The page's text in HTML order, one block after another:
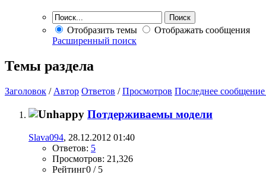
Отобразить темы
Отображать сообщения
Расширенный поиск
Темы раздела
Заголовок / Автор Ответов /Просмотров Последнее сообщение
Потдерживаемы модели
Slava094, 28.12.2012 01:40
Ответов: 5
Просмотров: 21,326
Рейтинг0 / 5